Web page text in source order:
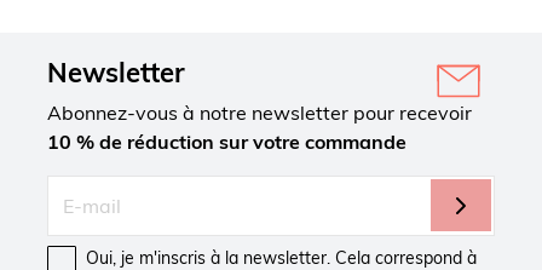
Newsletter
Abonnez-vous à notre newsletter pour recevoir
10 % de réduction sur votre commande
Oui, je m'inscris à la newsletter. Cela correspond à